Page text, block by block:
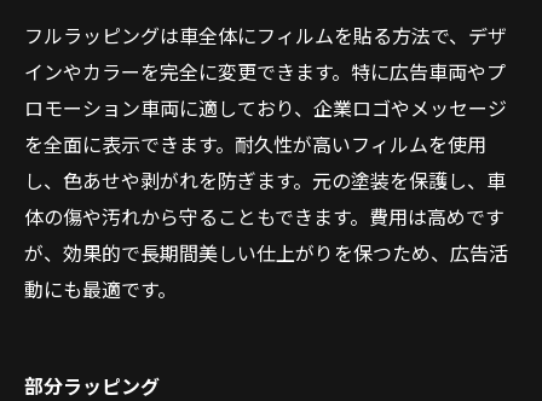
フルラッピングは車全体にフィルムを貼る方法で、デザ
インやカラーを完全に変更できます。特に広告車両やプ
ロモーション車両に適しており、企業ロゴやメッセージ
を全面に表示できます。耐久性が高いフィルムを使用
し、色あせや剥がれを防ぎます。元の塗装を保護し、車
体の傷や汚れから守ることもできます。費用は高めです
が、効果的で長期間美しい仕上がりを保つため、広告活
動にも最適です。
部分ラッピング